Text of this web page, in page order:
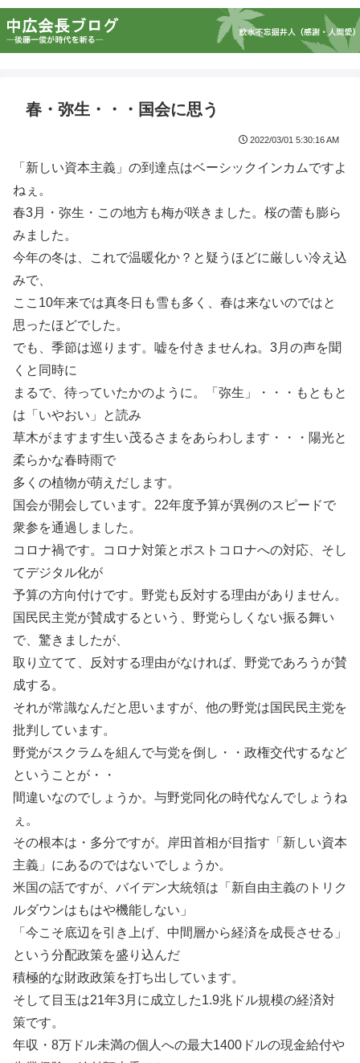
春・弥生・・・国会に思う
2022/03/01 5:30:16 AM
「新しい資本主義」の到達点はベーシックインカムですよ
ねぇ。
春3月・弥生・この地方も梅が咲きました。桜の蕾も膨ら
みました。
今年の冬は、これで温暖化か？と疑うほどに厳しい冷え込
みで、
ここ10年来では真冬日も雪も多く、春は来ないのではと
思ったほどでした。
でも、季節は巡ります。嘘を付きませんね。3月の声を聞
くと同時に
まるで、待っていたかのように。「弥生」・・・もともと
は「いやおい」と読み
草木がますます生い茂るさまをあらわします・・・陽光と
柔らかな春時雨で
多くの植物が萌えだします。
国会が開会しています。22年度予算が異例のスピードで
衆参を通過しました。
コロナ禍です。コロナ対策とポストコロナへの対応、そし
てデジタル化が
予算の方向付けです。野党も反対する理由がありません。
国民民主党が賛成するという、野党らしくない振る舞い
で、驚きましたが、
取り立てて、反対する理由がなければ、野党であろうが賛
成する。
それが常識なんだと思いますが、他の野党は国民民主党を
批判しています。
野党がスクラムを組んで与党を倒し・・政権交代するなど
ということが・・
間違いなのでしょうか。与野党同化の時代なんでしょうね
ぇ。
その根本は・多分ですが。岸田首相が目指す「新しい資本
主義」にあるのではないでしょうか。
米国の話ですが、バイデン大統領は「新自由主義のトリク
ルダウンはもはや機能しない」
「今こそ底辺を引き上げ、中間層から経済を成長させる」
という分配政策を盛り込んだ
積極的な財政政策を打ち出しています。
そして目玉は21年3月に成立した1.9兆ドル規模の経済対
策です。
年収・8万ドル未満の個人への最大1400ドルの現金給付や